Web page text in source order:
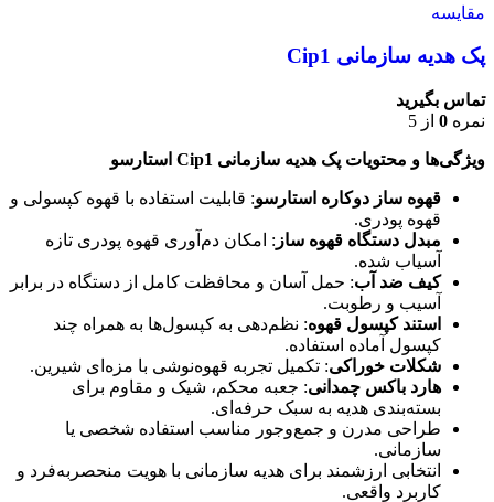
مقایسه
پک هدیه سازمانی Cip1
تماس بگیرید
نمره 0 از 5
ویژگی‌ها و محتویات پک هدیه سازمانی Cip1 استارسو
قهوه ساز دوکاره استارسو: قابلیت استفاده با قهوه کپسولی و
قهوه پودری.
مبدل دستگاه قهوه ساز : امکان دم‌آوری قهوه پودری تازه
آسیاب شده.
کیف ضد آب: حمل آسان و محافظت کامل از دستگاه در برابر
آسیب و رطوبت.
استند کپسول قهوه: نظم‌دهی به کپسول‌ها به همراه چند
کپسول آماده استفاده.
شکلات خوراکی: تکمیل تجربه قهوه‌نوشی با مزه‌ای شیرین.
هارد باکس چمدانی: جعبه محکم، شیک و مقاوم برای
بسته‌بندی هدیه به سبک حرفه‌ای.
طراحی مدرن و جمع‌وجور مناسب استفاده شخصی یا
سازمانی.
انتخابی ارزشمند برای هدیه سازمانی با هویت منحصربه‌فرد و
کاربرد واقعی.